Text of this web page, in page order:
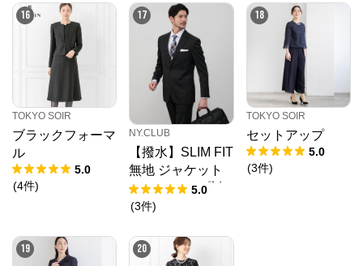
ー ウエストアジ
ャスト パンツ(セ
ットアップ対応)
16
TOKYO SOIR
ブラックフォーマ
ル
5.0
(4件)
17
NY.CLUB
【撥水】SLIM FIT
無地 ジャケット
(セットアップ対
応)
5.0
(3件)
18
TOKYO SOIR
セットアップ
5.0
(3件)
19 20